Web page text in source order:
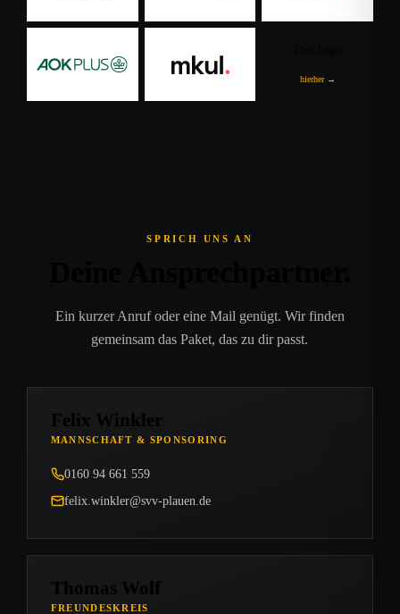
hierher →
SPRICH UNS AN
Ein kurzer Anruf oder eine Mail genügt. Wir finden
gemeinsam das Paket, das zu dir passt.
Felix Winkler
MANNSCHAFT & SPONSORING
0160 94 661 559
felix.winkler@svv-plauen.de
Thomas Wolf
FREUNDESKREIS